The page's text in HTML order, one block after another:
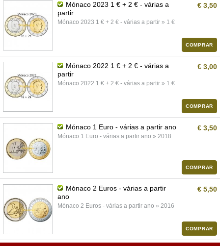
Mónaco 2023 1 € + 2 € - várias a
partir
Mónaco 2023 1 € + 2 € - várias a partir » 1 €
€ 3,50
COMPRAR
Mónaco 2022 1 € + 2 € - várias a
partir
Mónaco 2022 1 € + 2 € - várias a partir » 1 €
€ 3,00
COMPRAR
Mónaco 1 Euro - várias a partir ano
Mónaco 1 Euro - várias a partir ano » 2018
€ 3,50
COMPRAR
Mónaco 2 Euros - várias a partir
ano
Mónaco 2 Euros - várias a partir ano » 2016
€ 5,50
COMPRAR